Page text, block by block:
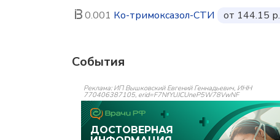
0.001 Ко-тримоксазол-СТИ от 144.15 р.
События
Реклама: ИП Вышковский Евгений Геннадьевич, ИНН
770406387105, erid=F7NfYUJCUneP5W78VwNF